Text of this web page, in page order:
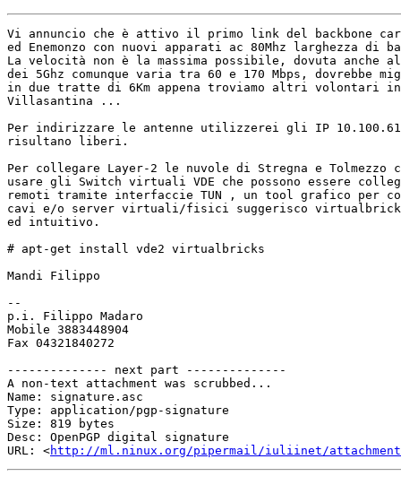
Vi annuncio che è attivo il primo link del backbone
ed Enemonzo con nuovi apparati ac 80Mhz larghezza di
La velocità non è la massima possibile, dovuta anche
dei 5Ghz comunque varia tra 60 e 170 Mbps, dovrebbe
in due tratte di 6Km appena troviamo altri volontari in
Villasantina ...
Per indirizzare le antenne utilizzerei gli IP
risultano liberi.
Per collegare Layer-2 le nuvole di Stregna e Tolmezzo
usare gli Switch virtuali VDE che possono essere
remoti tramite interfaccie TUN , un tool grafico per
cavi e/o server virtuali/fisici suggerisco virtualbricks
ed intuitivo.
# apt-get install vde2 virtualbricks
Mandi Filippo
--
p.i. Filippo Madaro
Mobile 3883448904
Fax 04321840272
-------------- next part --------------
A non-text attachment was scrubbed...
Name: signature.asc
Type: application/pgp-signature
Size: 819 bytes
Desc: OpenPGP digital signature
URL: <http://ml.ninux.org/pipermail/iuliinet/attachments/